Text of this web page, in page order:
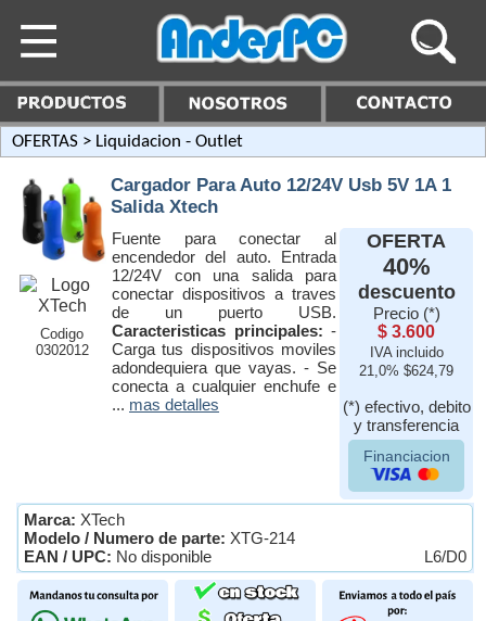
OFERTAS > Liquidacion - Outlet
Codigo
0302012
Cargador Para Auto 12/24V Usb 5V 1A 1
Salida Xtech
Fuente para conectar al
encendedor del auto. Entrada
12/24V con una salida para
conectar dispositivos a traves
de un puerto USB.
Caracteristicas principales: -
Carga tus dispositivos moviles
adondequiera que vayas. - Se
conecta a cualquier enchufe e
... mas detalles
OFERTA
40%
descuento
Precio (*)
$ 3.600
IVA incluido
21,0% $624,79
(*) efectivo, debito
y transferencia
Financiacion
Marca: XTech
Modelo / Numero de parte: XTG-214
EAN / UPC: No disponible L6/D0